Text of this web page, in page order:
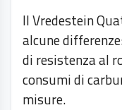
Il Vredestein
alcune
di resistenza al
consumi di
misure.